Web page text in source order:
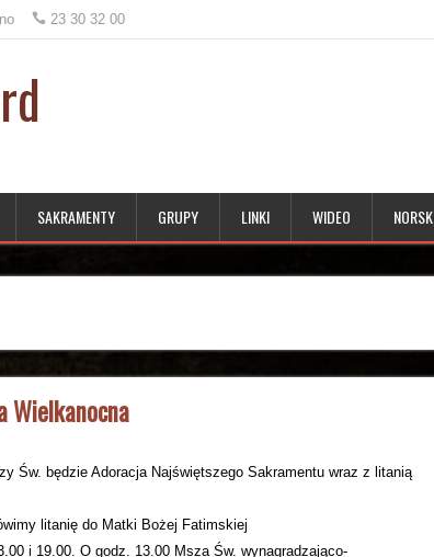
23 30 32 00
SAKRAMENTY GRUPY LINKI WIDEO NORSK
Wielkanocna
Św. będzie Adoracja Najświętszego Sakramentu wraz z litanią
litanię do Matki Bożej Fatimskiej
i 19.00. O godz. 13.00 Msza Św. wynagradzająco-